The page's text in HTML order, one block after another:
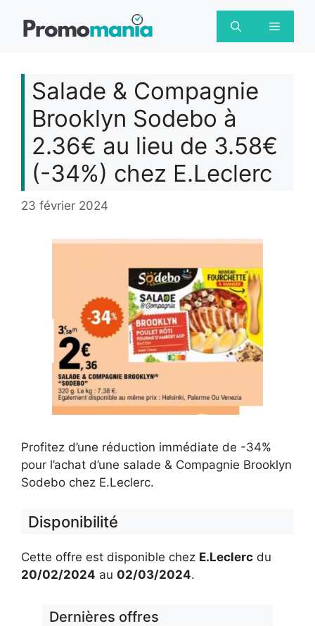
Menu
Salade & Compagnie
Brooklyn Sodebo à
2.36€ au lieu de 3.58€
(-34%) chez E.Leclerc
23 février 2024
Profitez d’une réduction immédiate de -34%
pour l’achat d’une salade & Compagnie Brooklyn
Sodebo chez E.Leclerc.
Disponibilité
Cette offre est disponible chez E.Leclerc du
20/02/2024 au 02/03/2024.
Dernières offres